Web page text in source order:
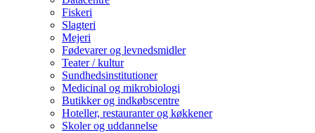
Fiskeri
Slagteri
Mejeri
Fødevarer og levnedsmidler
Teater / kultur
Sundhedsinstitutioner
Medicinal og mikrobiologi
Butikker og indkøbscentre
Hoteller, restauranter og køkkener
Skoler og uddannelse